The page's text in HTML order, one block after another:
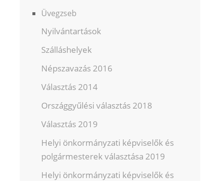
Üvegzseb
Nyilvántartások
Szálláshelyek
Népszavazás 2016
Választás 2014
Országgyűlési választás 2018
Választás 2019
Helyi önkormányzati képviselők és
polgármesterek választása 2019
Helyi önkormányzati képviselők és